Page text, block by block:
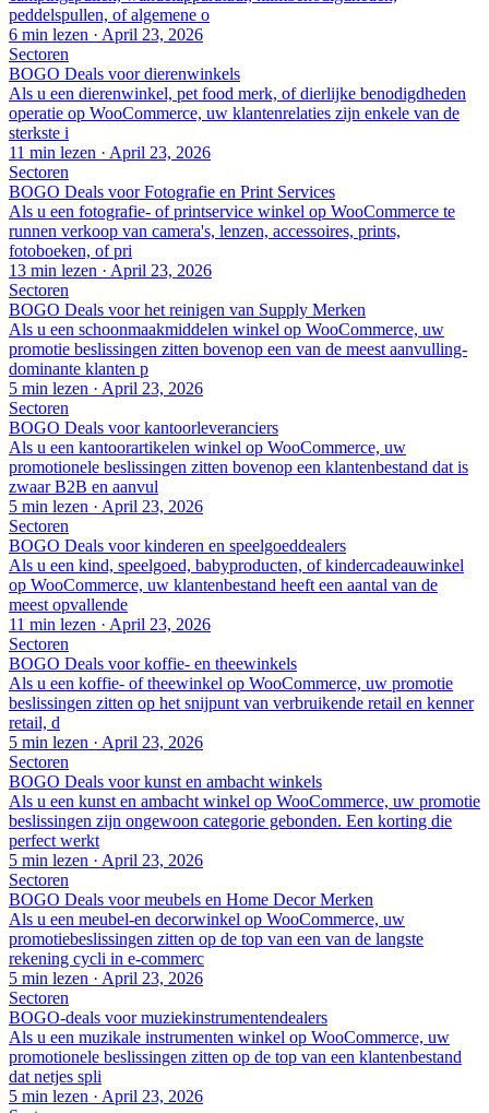
peddelspullen, of algemene o
6 min lezen · April 23, 2026
Sectoren
BOGO Deals voor dierenwinkels
Als u een dierenwinkel, pet food merk, of dierlijke benodigdheden
operatie op WooCommerce, uw klantenrelaties zijn enkele van de
sterkste i
11 min lezen · April 23, 2026
Sectoren
BOGO Deals voor Fotografie en Print Services
Als u een fotografie- of printservice winkel op WooCommerce te
runnen verkoop van camera's, lenzen, accessoires, prints,
fotoboeken, of pri
13 min lezen · April 23, 2026
Sectoren
BOGO Deals voor het reinigen van Supply Merken
Als u een schoonmaakmiddelen winkel op WooCommerce, uw
promotie beslissingen zitten bovenop een van de meest aanvulling-
dominante klanten p
5 min lezen · April 23, 2026
Sectoren
BOGO Deals voor kantoorleveranciers
Als u een kantoorartikelen winkel op WooCommerce, uw
promotionele beslissingen zitten bovenop een klantenbestand dat is
zwaar B2B en aanvul
5 min lezen · April 23, 2026
Sectoren
BOGO Deals voor kinderen en speelgoeddealers
Als u een kind, speelgoed, babyproducten, of kindercadeauwinkel
op WooCommerce, uw klantenbestand heeft een aantal van de
meest opvallende
11 min lezen · April 23, 2026
Sectoren
BOGO Deals voor koffie- en theewinkels
Als u een koffie- of theewinkel op WooCommerce, uw promotie
beslissingen zitten op het snijpunt van verbruikende retail en kenner
retail, d
5 min lezen · April 23, 2026
Sectoren
BOGO Deals voor kunst en ambacht winkels
Als u een kunst en ambacht winkel op WooCommerce, uw promotie
beslissingen zijn ongewoon categorie gebonden. Een korting die
perfect werkt
5 min lezen · April 23, 2026
Sectoren
BOGO Deals voor meubels en Home Decor Merken
Als u een meubel-en decorwinkel op WooCommerce, uw
promotiebeslissingen zitten op de top van een van de langste
rekening cycli in e-commerc
5 min lezen · April 23, 2026
Sectoren
BOGO-deals voor muziekinstrumentendealers
Als u een muzikale instrumenten winkel op WooCommerce, uw
promotionele beslissingen zitten op de top van een klantenbestand
dat netjes spli
5 min lezen · April 23, 2026